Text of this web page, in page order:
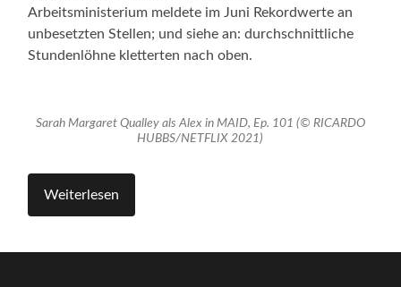
Arbeitsministerium meldete im Juni Rekordwerte an
unbesetzten Stellen; und siehe an: durchschnittliche
Stundenlöhne kletterten nach oben.
Sarah Margaret Qualley als Alex in MAID, Ep. 101 (© RICARDO
HUBBS/NETFLIX 2021)
Weiterlesen